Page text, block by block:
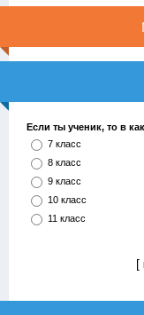
Если ты ученик, то в
7 класс
8 класс
9 класс
10 класс
11 класс
[